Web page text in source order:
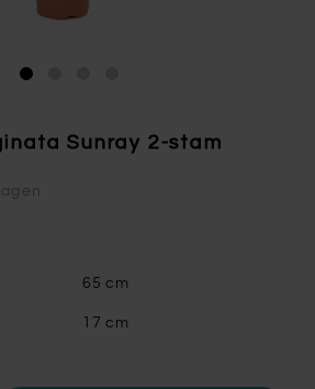
Sunray 2-stam
65 cm
17 cm